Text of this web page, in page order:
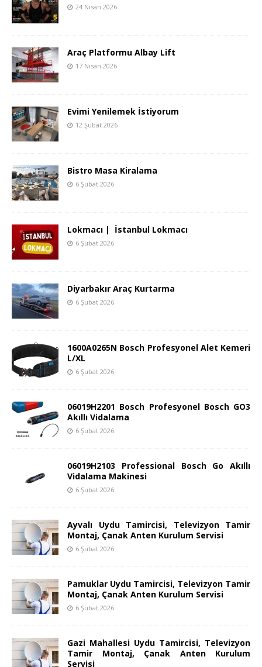
24 Nisan 2026
Araç Platformu Albay Lift
17 Nisan 2026
Evimi Yenilemek İstiyorum
12 Şubat 2026
Bistro Masa Kiralama
6 Şubat 2026
Lokmacı | İstanbul Lokmacı
6 Şubat 2026
Diyarbakır Araç Kurtarma
6 Şubat 2026
1600A0265N Bosch Profesyonel Alet Kemeri
L/XL
6 Şubat 2026
06019H2201 Bosch Profesyonel Bosch GO3
Akıllı Vidalama
6 Şubat 2026
06019H2103 Professional Bosch Go Akıllı
Vidalama Makinesi
6 Şubat 2026
Ayvalı Uydu Tamircisi, Televizyon Tamir
Montaj, Çanak Anten Kurulum Servisi
6 Şubat 2026
Pamuklar Uydu Tamircisi, Televizyon Tamir
Montaj, Çanak Anten Kurulum Servisi
6 Şubat 2026
Gazi Mahallesi Uydu Tamircisi, Televizyon
Tamir Montaj, Çanak Anten Kurulum
Servisi